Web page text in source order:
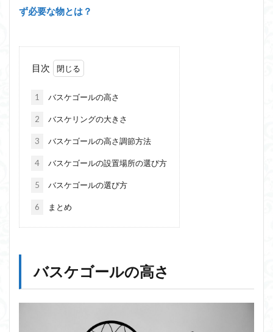
ず必要な物とは？
目次
1 バスケゴールの高さ
2 バスケリングの大きさ
3 バスケゴールの高さ調節方法
4 バスケゴールの設置場所の選び方
5 バスケゴールの選び方
6 まとめ
バスケゴールの高さ